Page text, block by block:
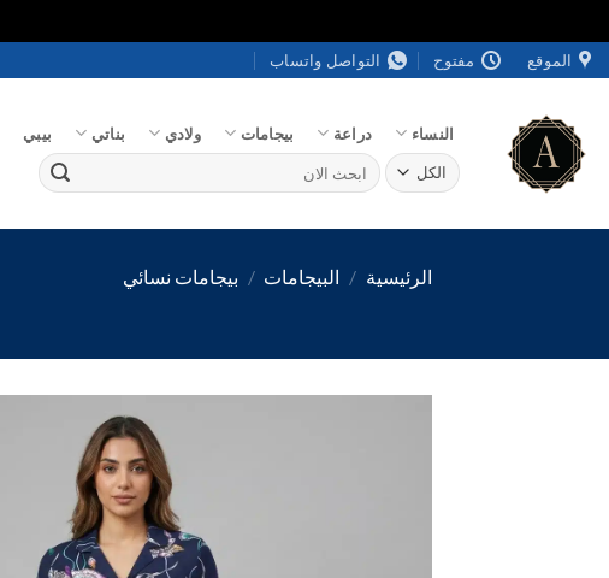
تخطي
للمحتوى
الموقع مفتوح التواصل واتساب
النساء دراعة بيجامات ولادي بناتي بيبي
البحث
عن:
الرئيسية / البيجامات / بيجامات نسائي